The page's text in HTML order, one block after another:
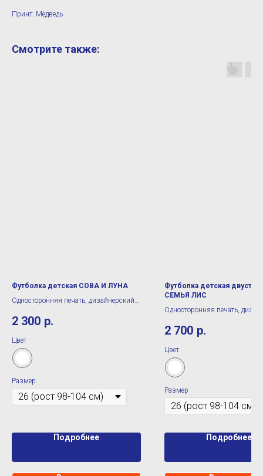
Принт: Медведь
Смотрите также:
Футболка детская СОВА И ЛУНА
Односторонняя печать, дизайнерский
2 300 р.
Цвет
Размер
Подробнее
Футболка детская
СЕМЬЯ ЛИС
Односторонняя печать,
2 700 р.
Цвет
Размер
Подробнее